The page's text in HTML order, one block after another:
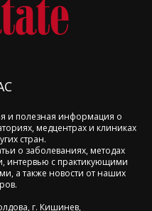
и полезная информация о
медцентрах и клиниках
стран.
о заболеваниях, методах
интервью с практикующими
а также новости от наших
г. Кишинев,